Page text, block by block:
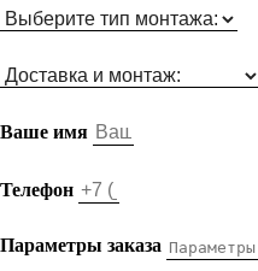
Ваше имя
Телефон
Параметры заказа